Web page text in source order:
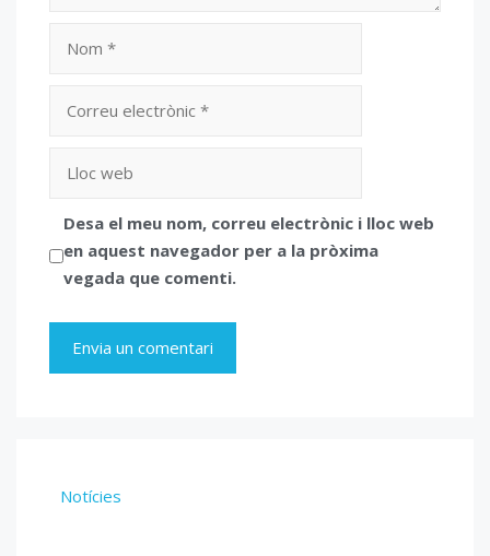
Desa el meu nom, correu electrònic i lloc web
en aquest navegador per a la pròxima
vegada que comenti.
Notícies